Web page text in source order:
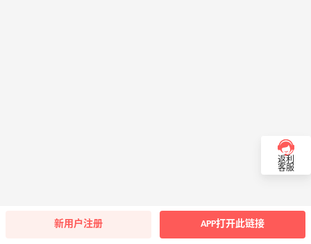
返利
客服
新用户注册 APP打开此链接